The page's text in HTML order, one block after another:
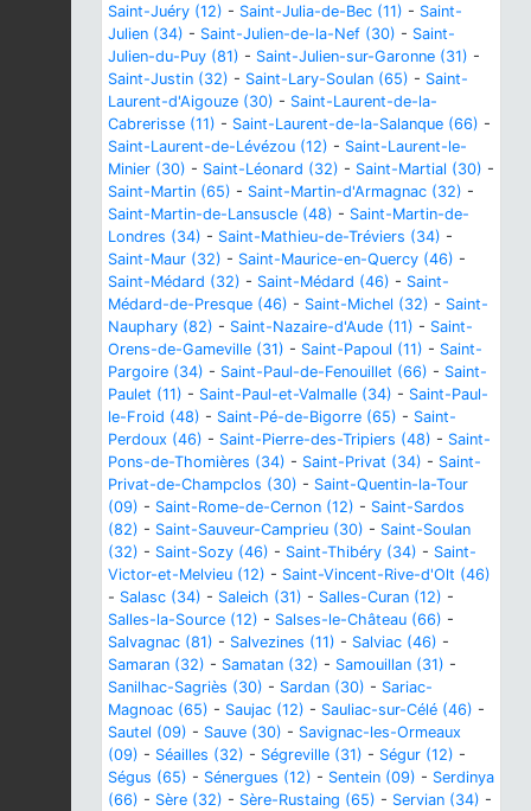
Saint-Juéry (12) - Saint-Julia-de-Bec (11) - Saint-
Julien (34) - Saint-Julien-de-la-Nef (30) - Saint-
Julien-du-Puy (81) - Saint-Julien-sur-Garonne (31) -
Saint-Justin (32) - Saint-Lary-Soulan (65) - Saint-
Laurent-d'Aigouze (30) - Saint-Laurent-de-la-
Cabrerisse (11) - Saint-Laurent-de-la-Salanque (66) -
Saint-Laurent-de-Lévézou (12) - Saint-Laurent-le-
Minier (30) - Saint-Léonard (32) - Saint-Martial (30) -
Saint-Martin (65) - Saint-Martin-d'Armagnac (32) -
Saint-Martin-de-Lansuscle (48) - Saint-Martin-de-
Londres (34) - Saint-Mathieu-de-Tréviers (34) -
Saint-Maur (32) - Saint-Maurice-en-Quercy (46) -
Saint-Médard (32) - Saint-Médard (46) - Saint-
Médard-de-Presque (46) - Saint-Michel (32) - Saint-
Nauphary (82) - Saint-Nazaire-d'Aude (11) - Saint-
Orens-de-Gameville (31) - Saint-Papoul (11) - Saint-
Pargoire (34) - Saint-Paul-de-Fenouillet (66) - Saint-
Paulet (11) - Saint-Paul-et-Valmalle (34) - Saint-Paul-
le-Froid (48) - Saint-Pé-de-Bigorre (65) - Saint-
Perdoux (46) - Saint-Pierre-des-Tripiers (48) - Saint-
Pons-de-Thomières (34) - Saint-Privat (34) - Saint-
Privat-de-Champclos (30) - Saint-Quentin-la-Tour
(09) - Saint-Rome-de-Cernon (12) - Saint-Sardos
(82) - Saint-Sauveur-Camprieu (30) - Saint-Soulan
(32) - Saint-Sozy (46) - Saint-Thibéry (34) - Saint-
Victor-et-Melvieu (12) - Saint-Vincent-Rive-d'Olt (46)
- Salasc (34) - Saleich (31) - Salles-Curan (12) -
Salles-la-Source (12) - Salses-le-Château (66) -
Salvagnac (81) - Salvezines (11) - Salviac (46) -
Samaran (32) - Samatan (32) - Samouillan (31) -
Sanilhac-Sagriès (30) - Sardan (30) - Sariac-
Magnoac (65) - Saujac (12) - Sauliac-sur-Célé (46) -
Sautel (09) - Sauve (30) - Savignac-les-Ormeaux
(09) - Séailles (32) - Ségreville (31) - Ségur (12) -
Ségus (65) - Sénergues (12) - Sentein (09) - Serdinya
(66) - Sère (32) - Sère-Rustaing (65) - Servian (34) -